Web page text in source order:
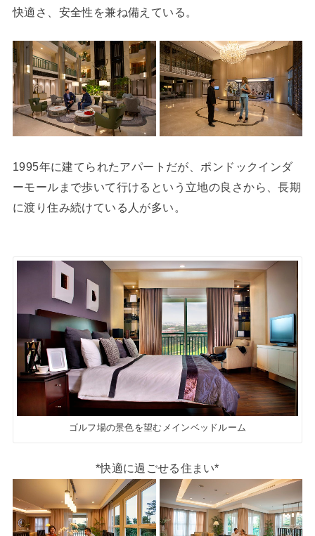
快適さ、安全性を兼ね備えている。
1995年に建てられたアパートだが、ポンドックインダ
ーモールまで歩いて行けるという立地の良さから、長期
に渡り住み続けている人が多い。
ゴルフ場の景色を望むメインベッドルーム
*快適に過ごせる住まい*